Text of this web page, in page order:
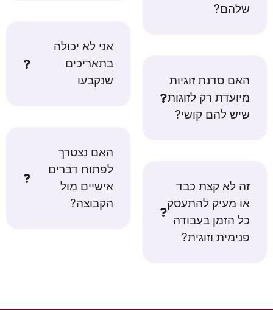
אני לא יכולה
בתאריכים
שנקבעו
האם נצטרך
לפתוח דברים
אישיים מול
הקבוצה?
שלהם?
האם סדנת זוגיות
מיועדת רק לזוגות
שיש להם קושי?
זה לא קצת כבד
או מעיק להתעסק
כל הזמן בעבודה
פנימית וזוגית?